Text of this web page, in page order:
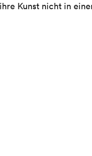
Kunst nicht in